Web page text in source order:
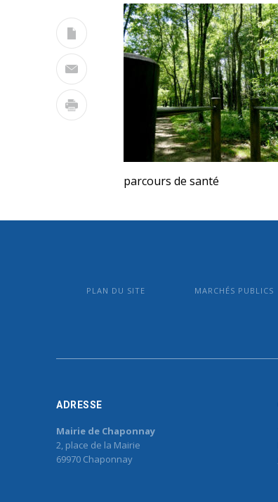
parcours de santé
PLAN DU SITE MARCHÉS PUBLICS
ADRESSE
Mairie de Chaponnay
2, place de la Mairie
69970 Chaponnay